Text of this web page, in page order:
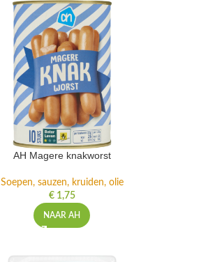
AH Magere knakworst
Soepen, sauzen, kruiden, olie
€1,75
NAAR AH